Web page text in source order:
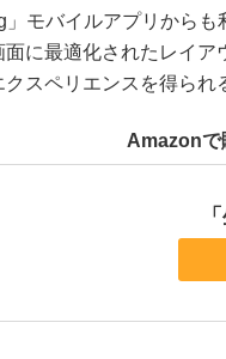
モバイルアプリからも
面に最適化されたレイ
スペリエンスを得られ
Amazonで